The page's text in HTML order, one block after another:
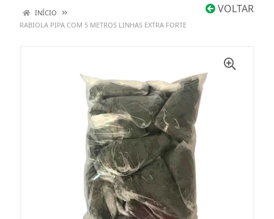
VOLTAR
INÍCIO
RABIOLA PIPA COM 5 METROS LINHAS EXTRA FORTE